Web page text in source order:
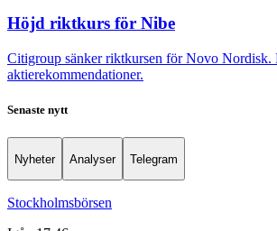
Höjd riktkurs för Nibe
Citigroup sänker riktkursen för Novo Nordisk.
aktierekommendationer.
Senaste nytt
Nyheter Analyser Telegram
Stockholmsbörsen